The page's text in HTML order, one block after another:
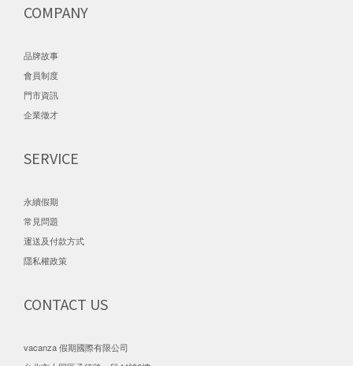
COMPANY
品牌故事
會員制度
門市資訊
企業徵才
SERVICE
永續假期
常見問題
運送及付款方式
隱私權政策
CONTACT US
vacanza 假期國際有限公司